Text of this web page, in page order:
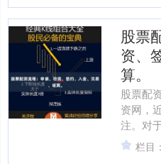
股票
资、
算。
股票配
资网，
注。对
解完整
细拆解
栏目